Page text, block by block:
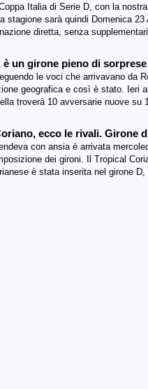
Italia di Serie D, con la
stagione sarà quindi Domenica
diretta, senza
è un girone pieno di sorprese
le voci che arrivavano da
geografica e così è stato. Ieri
troverà 10 avversarie nuove su
ecco le rivali. Girone
con ansia è arrivata
dei gironi. Il Tropical
è stata inserita nel girone